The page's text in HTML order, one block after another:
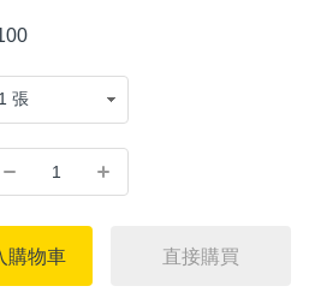
購物車 直接購買